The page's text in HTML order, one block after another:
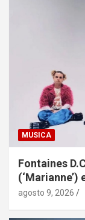
MUSICA
Fontaines
(‘Marianne’)
agosto 9, 2026